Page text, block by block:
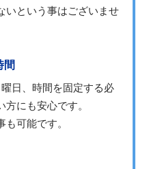
いという事はございませ
間
日、時間を固定する必
にも安心です。
可能です。